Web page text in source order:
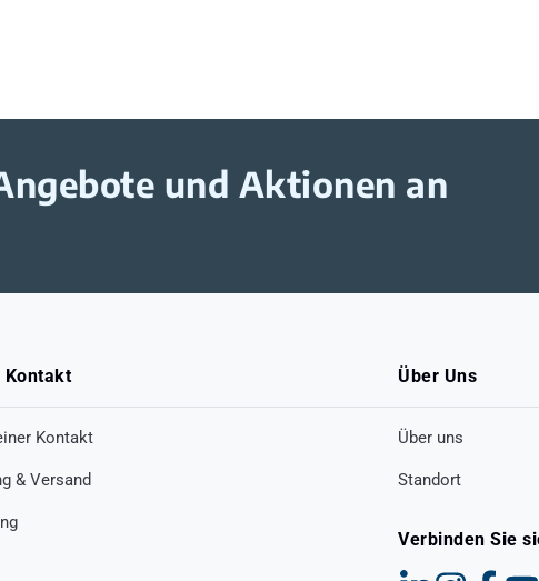
und Aktionen an
Kontakt
Kontakt
& Versand
Über Uns
Über uns
Standort
Verbinden Sie